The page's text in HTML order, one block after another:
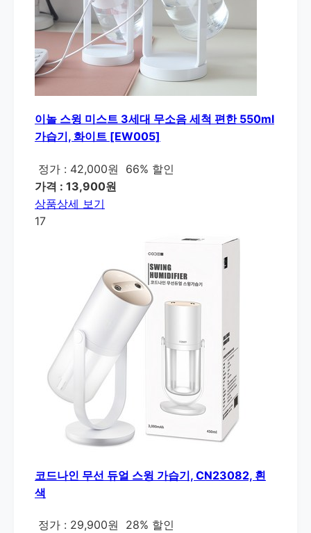
이놀 스윙 미스트 3세대 무소음 세척 편한 550ml
가습기, 화이트 [EW005]
정가 : 42,000원
66% 할인
가격 : 13,900원
상품상세 보기
17
코드나인 무선 듀얼 스윙 가습기, CN23082, 흰
색
정가 : 29,900원
28% 할인